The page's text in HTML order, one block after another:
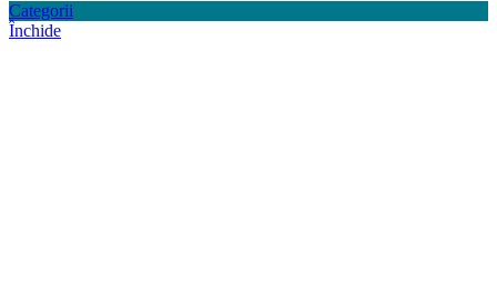
Categorii
Închide